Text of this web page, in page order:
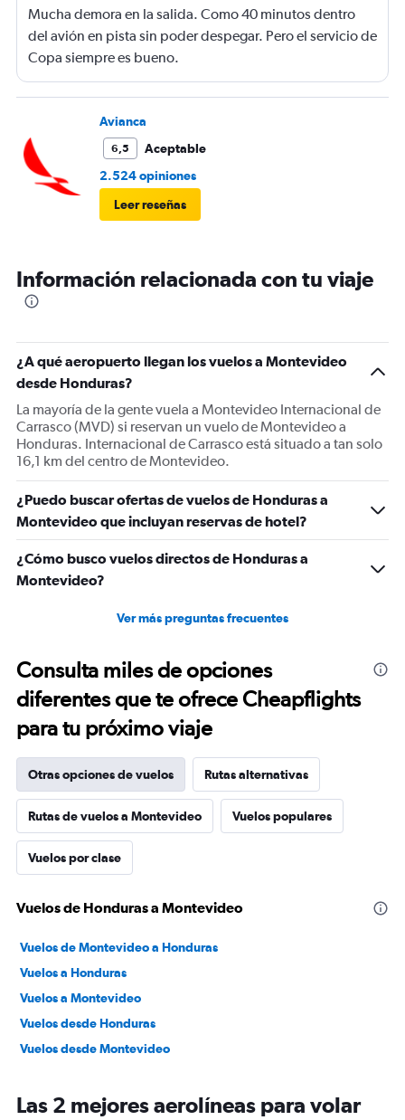
Mucha demora en la salida. Como 40 minutos dentro
del avión en pista sin poder despegar. Pero el servicio de
Copa siempre es bueno.
Avianca
6,5
Aceptable
2.524 opiniones
Leer reseñas
Información relacionada con tu viaje
¿A qué aeropuerto llegan los vuelos a Montevideo
desde Honduras?
La mayoría de la gente vuela a Montevideo Internacional de
Carrasco (MVD) si reservan un vuelo de Montevideo a
Honduras. Internacional de Carrasco está situado a tan solo
16,1 km del centro de Montevideo.
¿Puedo buscar ofertas de vuelos de Honduras a
Montevideo que incluyan reservas de hotel?
¿Cómo busco vuelos directos de Honduras a
Montevideo?
Ver más preguntas frecuentes
Consulta miles de opciones
diferentes que te ofrece Cheapflights
para tu próximo viaje
Otras opciones de vuelos Rutas alternativas
Rutas de vuelos a Montevideo Vuelos populares
Vuelos por clase
Vuelos de Honduras a Montevideo
Vuelos de Montevideo a Honduras
Vuelos a Honduras
Vuelos a Montevideo
Vuelos desde Honduras
Vuelos desde Montevideo
Las 2 mejores aerolíneas para volar